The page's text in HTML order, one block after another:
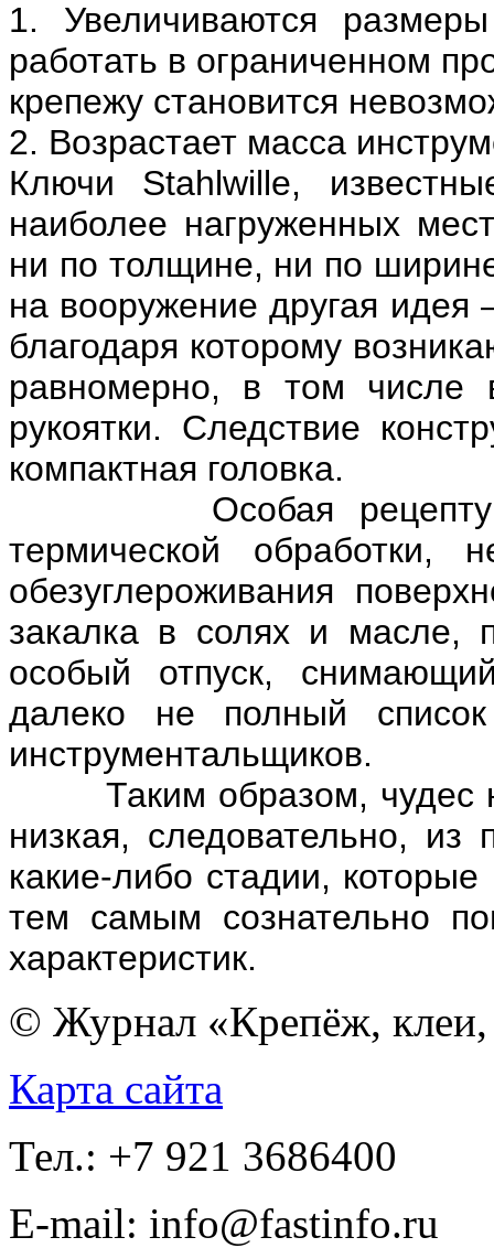
1. Увеличиваются
работать в ограниченном
крепежу становится
2. Возрастает масса
Ключи Stahlwille,
наиболее нагруженных
ни по толщине, ни по
на вооружение другая идея
благодаря которому
равномерно, в том числе
рукоятки. Следствие
компактная головка.
Особая рецептура
термической
обезуглероживания
закалка в солях и
особый отпуск,
далеко не полный
инструментальщиков.
Таким образом, чудес
низкая, следовательно, из
какие-либо стадии,
тем самым сознательно
характеристик.
© Журнал «Крепёж, клеи,
Карта сайта
Тел.: +7 921 3686400
E-mail: info@fastinfo.ru